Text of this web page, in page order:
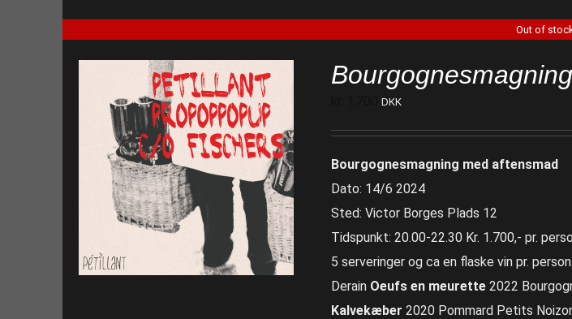
Out of
DKK
Bourgognesmagning med aftensmad
Dato: 14/6 2024
Sted: Victor Borges Plads 12
Tidspunkt: 20.00-22.30 Kr. 1.700,- pr.
5 serveringer og ca en flaske vin pr. person.
Derain Oeufs en meurette2022
Kalvekæber 2020 Pommard Petits